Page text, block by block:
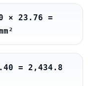
× 23.76 =
= 2,434.8